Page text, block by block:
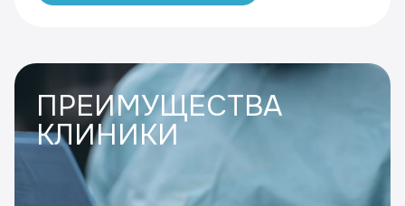
ПРЕИМУЩЕСТВА
КЛИНИКИ